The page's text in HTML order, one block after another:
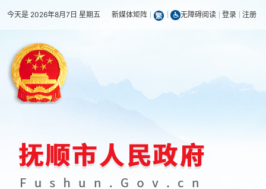
今天是 2026年8月7日 星期五 新媒体矩阵 无障碍阅读 登录 注册